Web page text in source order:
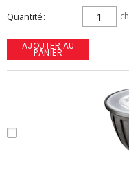
Quantité ch
AJOUTER AU
PANIER